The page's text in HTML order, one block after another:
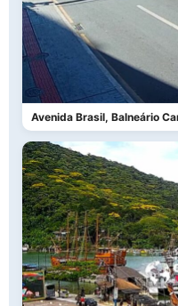
Avenida Brasil, Balneário